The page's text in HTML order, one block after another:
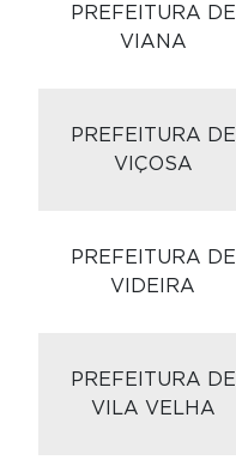
PREFEITURA DE
VIANA
PREFEITURA DE
VIÇOSA
PREFEITURA DE
VIDEIRA
PREFEITURA DE
VILA VELHA